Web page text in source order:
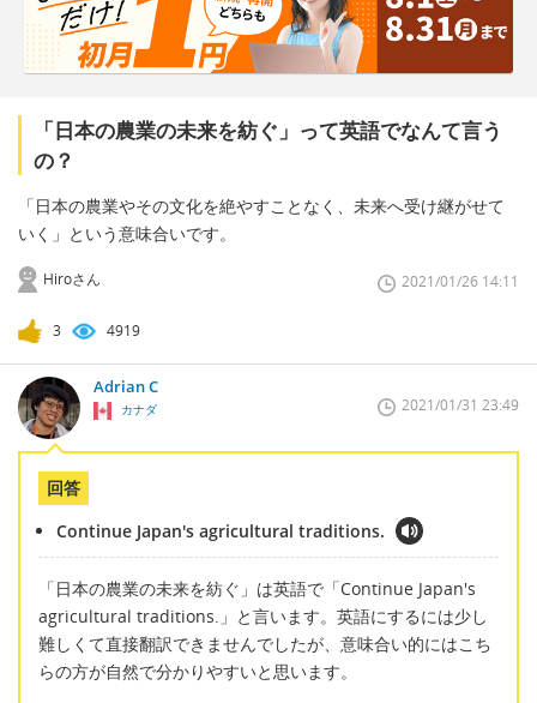
「日本の農業の未来を紡ぐ」って英語でなんて言う
の？
「日本の農業やその文化を絶やすことなく、未来へ受け継がせて
いく」という意味合いです。
Hiroさん 2021/01/26 14:11
3 4919
Adrian C
カナダ 2021/01/31 23:49
回答
Continue Japan's agricultural traditions.
「日本の農業の未来を紡ぐ」は英語で「Continue Japan's
agricultural traditions.」と言います。英語にするには少し
難しくて直接翻訳できませんでしたが、意味合い的にはこち
らの方が自然で分かりやすいと思います。